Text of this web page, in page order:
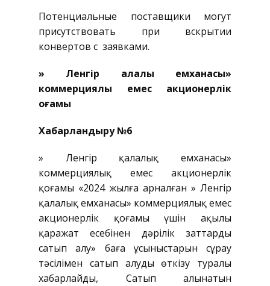
Потенциальные поставщики могут
присутствовать при вскрытии
конвертов с заявками.
» Ленгір қалалық емханасы»
коммерциялық емес акционерлік
қоғамы
Хабарландыру №6
» Ленгір қалалық емханасы»
коммерциялық емес акционерлік
қоғамы «2024 жылға арналған » Ленгір
қалалық емханасы» коммерциялық емес
акционерлік қоғамы үшін ақылы
қаражат есебінен дәрілік заттарды
сатып алу» баға ұсыныстарын сұрау
тәсілімен сатып алуды өткізу туралы
хабарлайды, Сатып алынатын